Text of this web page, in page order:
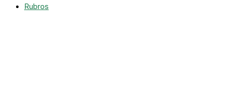
Rubros